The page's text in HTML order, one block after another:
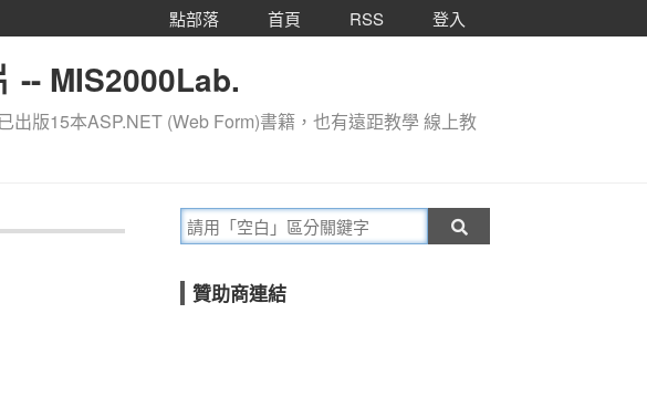
點部落 首頁 RSS 登入
-- MIS2000Lab.
版15本ASP.NET (Web Form)書籍，也有遠距教學 線上教
贊助商連結